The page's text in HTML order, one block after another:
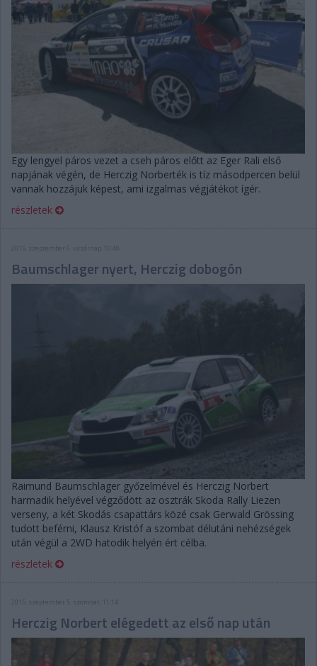
Egy lengyel páros vezet a cseh páros előtt az Eger Rali első
napjának végén, de Herczig Norberték is tíz másodpercen belül
vannak hozzájuk képest, ami izgalmas végjátékot ígér.
részletek
2015. szeptember 6. vasárnap, 10:40
Baumschlager nyert, Herczig dobogón
Raimund Baumschlager győzelmével és Herczig Norbert
harmadik helyével végződött az osztrák Skoda Rally Liezen
verseny, a két Skodás csapattárs közé csak Gerwald Grössing
tudott beférni, Klausz Kristóf a szombat délutáni nehézségek
után végül a 2WD hatodik helyén ért célba.
részletek
2015. szeptember 5. szombat, 11:14
Herczig Norbert elégedett az első nap után